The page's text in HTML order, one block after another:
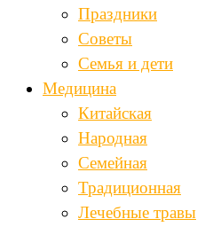
Праздники
Советы
Семья и дети
Медицина
Китайская
Народная
Семейная
Традиционная
Лечебные травы